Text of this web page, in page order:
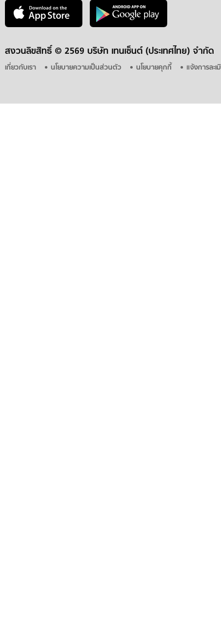
สงวนลิขสิทธิ์ © 2569 บริษัท เทนเซ็นต์ (ประเทศไทย) จำกัด
เกี่ยวกับเรา นโยบายความเป็นส่วนตัว นโยบายคุกกี้ แจ้งการละ